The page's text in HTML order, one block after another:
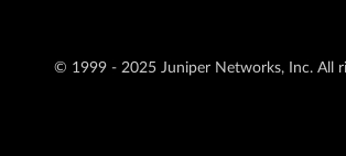
© 1999 - 2025 Juniper Networks, Inc. All